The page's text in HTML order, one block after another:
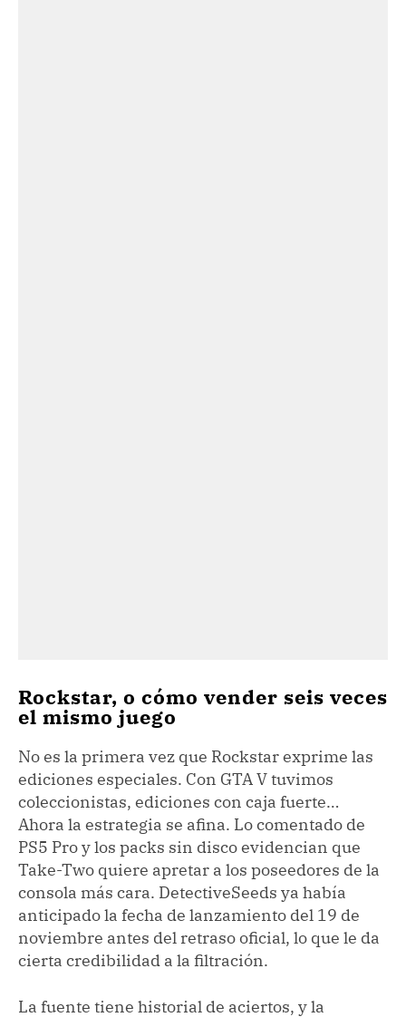
Rockstar, o cómo vender seis veces
el mismo juego
No es la primera vez que Rockstar exprime las
ediciones especiales. Con GTA V tuvimos
coleccionistas, ediciones con caja fuerte…
Ahora la estrategia se afina. Lo comentado de
PS5 Pro y los packs sin disco evidencian que
Take-Two quiere apretar a los poseedores de la
consola más cara. DetectiveSeeds ya había
anticipado la fecha de lanzamiento del 19 de
noviembre antes del retraso oficial, lo que le da
cierta credibilidad a la filtración.
La fuente tiene historial de aciertos, y la